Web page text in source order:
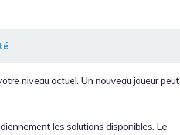
niveau actuel. Un nouveau joueur peut
les solutions disponibles. Le